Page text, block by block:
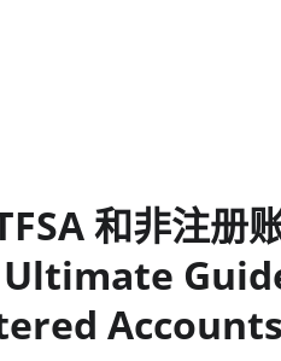
和非注册